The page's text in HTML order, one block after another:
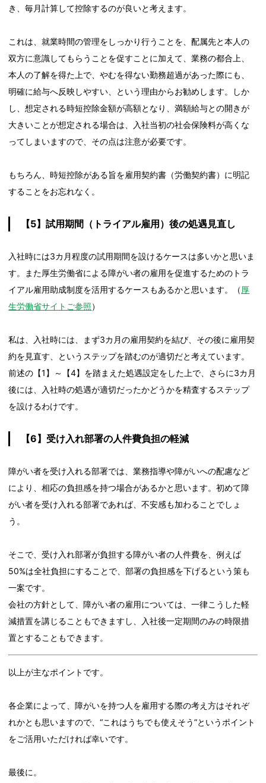
き、毎月計算して控除するのが良いと考えます。
これは、就業時間の管理をしっかり行うことを、配属先と本人の
双方に意識してもらうことを促すことに加えて、業務の都合上、
本人の了解を得た上で、やむを得ない勤務超過があった際にも、
明確に給与へ反映しやすい、という理由からお勧めします。しか
し、想定される時短控除金額が高額となり、満額給与との開きが
大きいことが想定される場合は、入社当初の社会保険料が高くな
ってしまいますので、その点は注意が必要です。
もちろん、時短控除がある旨を雇用契約書（労働契約書）に明記
することをお忘れなく。
【5】試用期間（トライアル雇用）後の処遇見直し
入社時には3カ月程度の試用期間を設けるケースは多いかと思いま
す。また厚生労働省による障がい者の雇用を促進するためのトラ
イアル雇用助成制度を活用するケースもあるかと思います。（厚
生労働省サイトご参照）
私は、入社時には、まず3カ月の雇用契約を結び、その後に雇用契
約を見直す、というステップを踏むのが適切だと考えています。
前述の【1】～【4】を踏まえた処遇設定をした上で、さらに3カ月
後には、入社時の処遇が適切だったかどうかを精査するステップ
を設けるわけです。
【6】受け入れ部署の人件費負担の軽減
障がい者を受け入れる部署では、業務指導や障がいへの配慮など
により、相応の負担感を持つ場合があるかと思います。初めて障
がい者を受け入れる部署であれば、不安感も加わることでしょ
う。
そこで、受け入れ部署が負担する障がい者の人件費を、例えば
50%は全社負担にすることで、部署の負担感を下げるという策も
一案です。
会社の方針として、障がい者の雇用については、一律こうした軽
減措置を講じることもできますし、入社後一定期間のみの時限措
置とすることもできます。
以上が主なポイントです。
各企業によって、障がいを持つ人を雇用する際の考え方はそれぞ
れかとも思いますので、“これはうちでも使えそう”というポイント
をご活用いただければ幸いです。
最後に。